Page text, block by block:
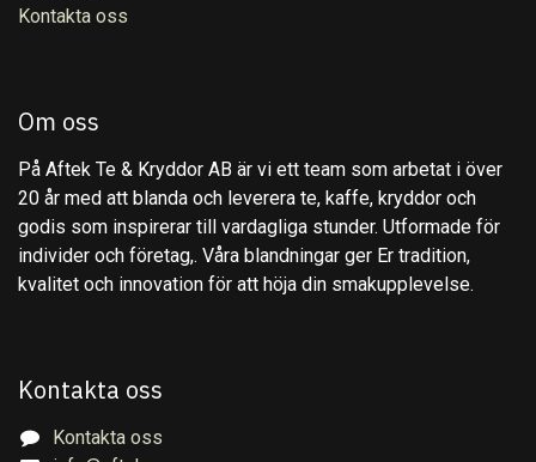
Kontakta oss
Om oss
På Aftek Te & Kryddor AB är vi ett team som arbetat i över
20 år med att blanda och leverera te, kaffe, kryddor och
godis som inspirerar till vardagliga stunder. Utformade för
individer och företag,. Våra blandningar ger Er tradition,
kvalitet och innovation för att höja din smakupplevelse.
Kontakta oss
Kontakta oss